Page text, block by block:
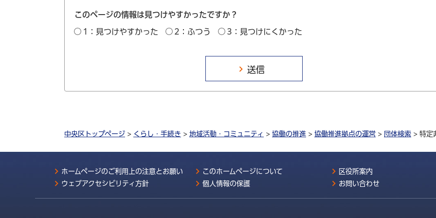
このページの情報は見つけやすかったですか？
1：見つけやすかった 2：ふつう 3：見つけにくかった
中央区トップページ > くらし・手続き > 地域活動・コミュニティ > 協働の推進 > 協働推進拠点の運営 > 団体検索 > 特定
ホームページのご利用上の注意とお願い このホームページについて
区役所案内
ウェブアクセシビリティ方針
個人情報の保護 お問い合わせ